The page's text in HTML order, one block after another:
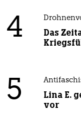
4
Das
5
Lina E.
vor